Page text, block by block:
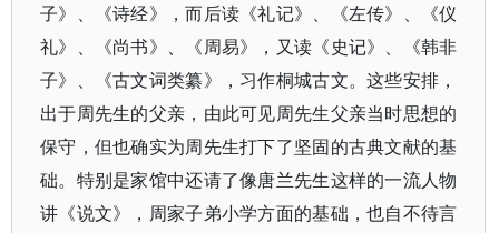
子》、《诗经》，而后读《礼记》、《左传》、《仪
礼》、《尚书》、《周易》，又读《史记》、《韩非
子》、《古文词类纂》，习作桐城古文。这些安排，
出于周先生的父亲，由此可见周先生父亲当时思想的
保守，但也确实为周先生打下了坚固的古典文献的基
础。特别是家馆中还请了像唐兰先生这样的一流人物
讲《说文》，周家子弟小学方面的基础，也自不待言